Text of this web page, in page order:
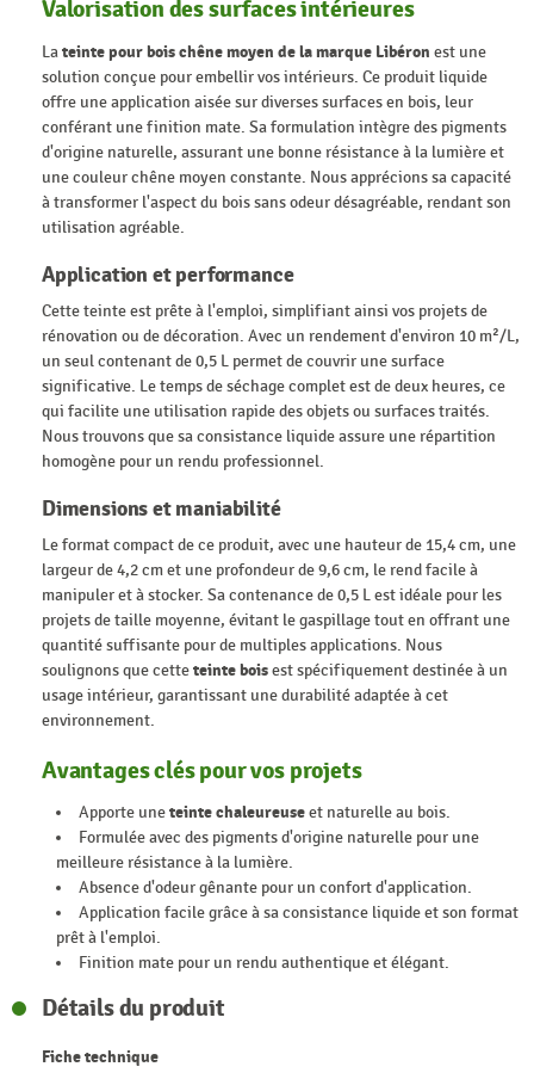
Valorisation des surfaces intérieures
Lateinte pour bois chêne moyen de la marque Libéron est une
solution conçue pour embellir vos intérieurs. Ce produit liquide
offre une application aisée sur diverses surfaces en bois, leur
conférant une finition mate. Sa formulation intègre des pigments
d'origine naturelle, assurant une bonne résistance à la lumière et
une couleur chêne moyen constante. Nous apprécions sa capacité
à transformer l'aspect du bois sans odeur désagréable, rendant son
utilisation agréable.
Application et performance
Cette teinte est prête à l'emploi, simplifiant ainsi vos projets de
rénovation ou de décoration. Avec un rendement d'environ 10 m²/L,
un seul contenant de 0,5 L permet de couvrir une surface
significative. Le temps de séchage complet est de deux heures, ce
qui facilite une utilisation rapide des objets ou surfaces traités.
Nous trouvons que sa consistance liquide assure une répartition
homogène pour un rendu professionnel.
Dimensions et maniabilité
Le format compact de ce produit, avec une hauteur de 15,4 cm, une
largeur de 4,2 cm et une profondeur de 9,6 cm, le rend facile à
manipuler et à stocker. Sa contenance de 0,5 L est idéale pour les
projets de taille moyenne, évitant le gaspillage tout en offrant une
quantité suffisante pour de multiples applications. Nous
soulignons que cetteteinte boisest spécifiquement destinée à un
usage intérieur, garantissant une durabilité adaptée à cet
environnement.
Avantages clés pour vos projets
Apporte uneteinte chaleureuseet naturelle au bois.
Formulée avec des pigments d'origine naturelle pour une
meilleure résistance à la lumière.
Absence d'odeur gênante pour un confort d'application.
Application facile grâce à sa consistance liquide et son format
prêt à l'emploi.
Finition mate pour un rendu authentique et élégant.
Détails du produit
Fiche technique